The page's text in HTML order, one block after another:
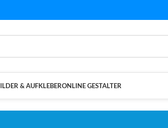
& AUFKLEBERONLINE GESTALTER